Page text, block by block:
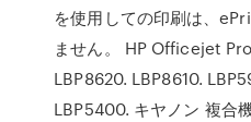
を使用しての印刷は、
ません。 HP Officejet
LBP8620. LBP8610.
LBP5400. キヤノン 複合